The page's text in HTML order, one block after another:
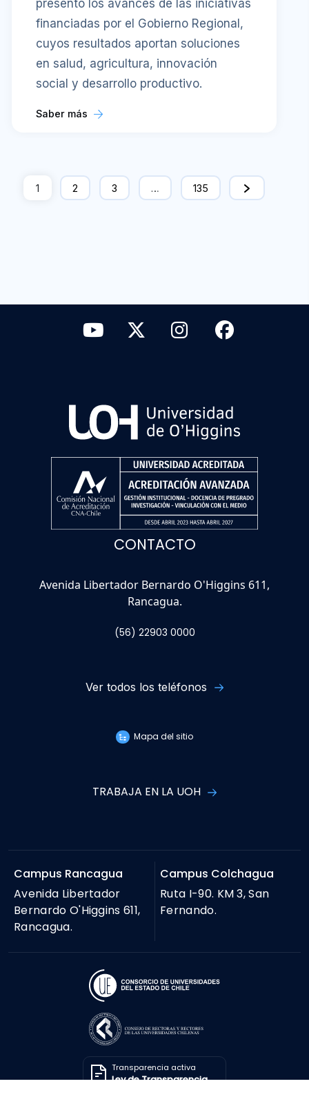
presentó los avances de las iniciativas
financiadas por el Gobierno Regional,
cuyos resultados aportan soluciones
en salud, agricultura, innovación
social y desarrollo productivo.
Saber más
1 2 3 … 135
CONTACTO
Avenida Libertador Bernardo O'Higgins 611,
Rancagua.
(56) 22903 0000
Ver todos los teléfonos
Mapa del sitio
TRABAJA EN LA UOH
Campus Rancagua
Avenida Libertador
Bernardo O'Higgins 611,
Rancagua.
Campus Colchagua
Ruta I-90. KM 3, San
Fernando.
Transparencia activa
Ley de Transparencia